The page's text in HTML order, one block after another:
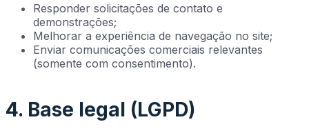
Responder solicitações de contato e
demonstrações;
Melhorar a experiência de navegação no site;
Enviar comunicações comerciais relevantes
(somente com consentimento).
4. Base legal (LGPD)